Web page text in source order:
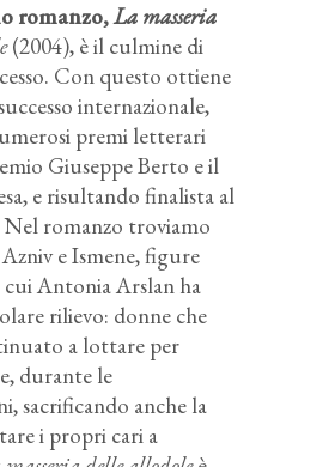
romanzo,La masseria
(2004), è il culmine di
Con questo ottiene
internazionale,
premi letterari
Giuseppe Berto e il
e risultando finalista al
romanzo troviamo
e Ismene, figure
Antonia Arslan ha
rilievo: donne che
a lottare per
durante le
sacrificando anche la
i propri cari a